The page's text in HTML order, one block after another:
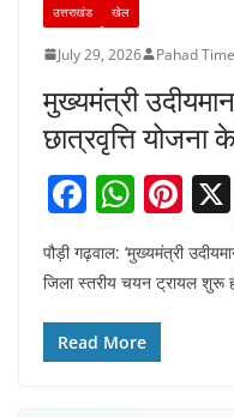
उत्तराखंड खेल
July 29, 2026 Pahad
मुख्यमंत्री
छात्रवृत्ति
F
c
e
b
W
at
s
A
Pi
nt
er
पौड़ी गढ़वाल: ‘मुख्यमंत्री
जिला स्तरीय चयन ट्रायल शुरू
Read More